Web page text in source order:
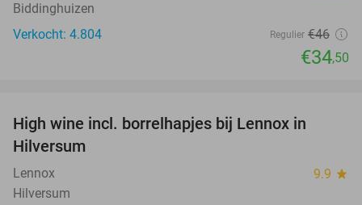
Biddinghuizen
Verkocht: 4.804
Regulier €46
€34,50
High wine incl. borrelhapjes bij Lennox in
Hilversum
Lennox 9.9 star
Hilversum